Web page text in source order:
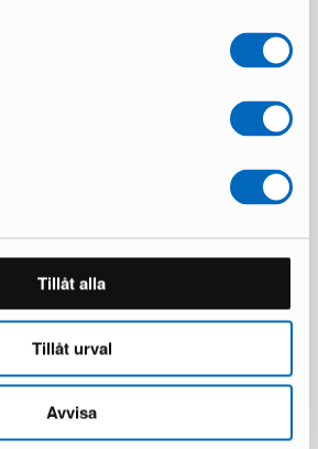
Tillåt alla
Tillåt urval
Avvisa
Beliani Sersale terassituoli
musta, 4 kpl setti
1 varastossa ·
149 € 249 €